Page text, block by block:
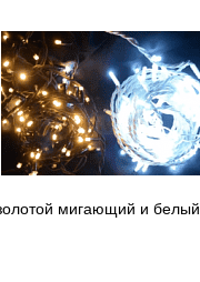
мигающий и белый